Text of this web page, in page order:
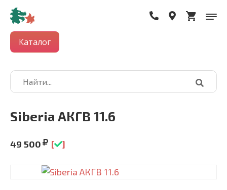
Каталог
Siberia АКГВ 11.6
49 500 [ ]